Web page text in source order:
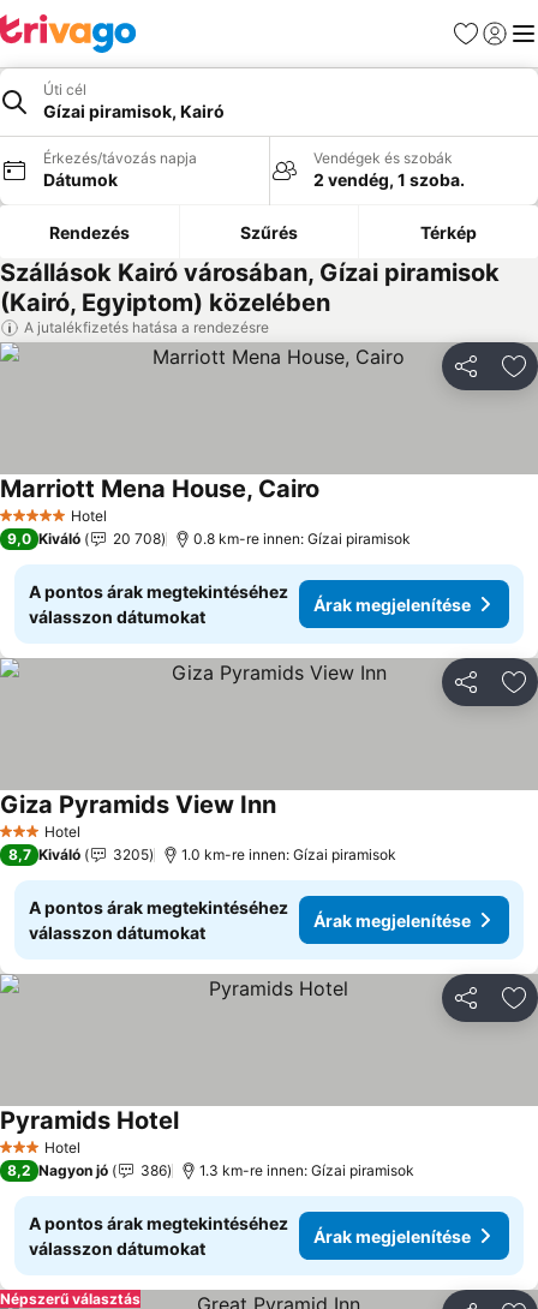
Kedvencek
Úti cél
Gízai piramisok, Kairó
Érkezés/távozás napja
Dátumok
Vendégek és szobák
2 vendég, 1 szoba.
Rendezés Szűrés Térkép
Szállások Kairó városában, Gízai piramisok
(Kairó, Egyiptom) közelében
A jutalékfizetés hatása a rendezésre
5 KategóriaHotel
Marriott Mena House, Cairo
9,0 Kiváló 20 708 0.8 km-re innen: Gízai piramisok
A pontos árak megtekintéséhez
válasszon dátumokat
Árak megjelenítése
3 Kategória
Hotel
Giza Pyramids View InnÁrak megjelenítése
8,7 Kiváló 3205 1.0 km-re innen: Gízai piramisok
A pontos árak megtekintéséhez
válasszon dátumokat
Árak megjelenítése
3 Kategória
Hotel
Pyramids HotelÁrak megjelenítése
8,2 Nagyon jó 386 1.3 km-re innen: Gízai piramisok
A pontos árak megtekintéséhez
válasszon dátumokat
Árak megjelenítése
Népszerű választás